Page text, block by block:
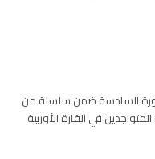
السادسة ضمن سلسلة من
في القارة الأوربية